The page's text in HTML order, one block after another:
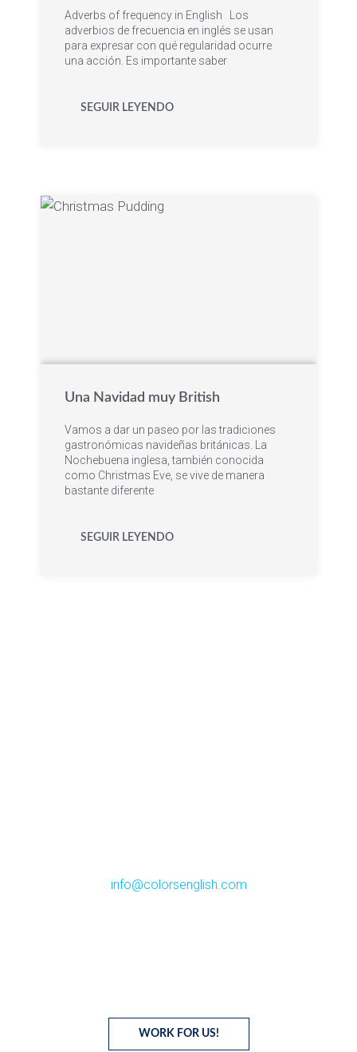
Adverbs of frequency in English​ Los
adverbios de frecuencia en inglés se usan
para expresar con qué regularidad ocurre
una acción. Es importante saber
SEGUIR LEYENDO
Una Navidad muy British
Vamos a dar un paseo por las tradiciones
gastronómicas navideñas británicas. La
Nochebuena inglesa, también conocida
como Christmas Eve, se vive de manera
bastante diferente
SEGUIR LEYENDO
info@colorsenglish.com
WORK FOR US!